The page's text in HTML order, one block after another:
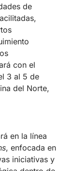
de
con el
3 al 5 de
del Norte,
en la línea
, enfocada en
iniciativas y